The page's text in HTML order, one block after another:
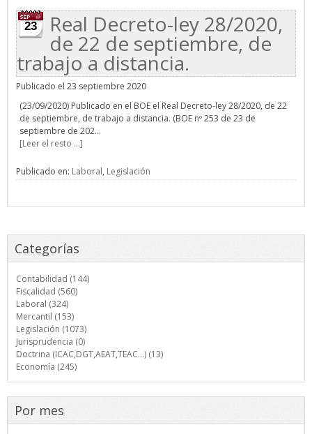
23 Real Decreto-ley 28/2020,
de 22 de septiembre, de
trabajo a distancia.
Publicado el 23 septiembre 2020
(23/09/2020) Publicado en el BOE el Real Decreto-ley 28/2020, de 22
de septiembre, de trabajo a distancia. (BOE nº 253 de 23 de
septiembre de 202...
[Leer el resto ...]
Publicado en: Laboral, Legislación
Categorías
Contabilidad (144)
Fiscalidad (560)
Laboral (324)
Mercantil (153)
Legislación (1073)
Jurisprudencia (0)
Doctrina (ICAC,DGT,AEAT,TEAC...) (13)
Economía (245)
Por mes